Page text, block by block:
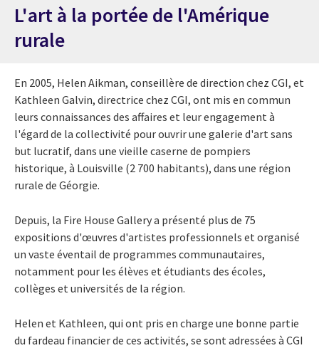
L'art à la portée de l'Amérique
rurale
En 2005, Helen Aikman, conseillère de direction chez CGI, et
Kathleen Galvin, directrice chez CGI, ont mis en commun
leurs connaissances des affaires et leur engagement à
l'égard de la collectivité pour ouvrir une galerie d'art sans
but lucratif, dans une vieille caserne de pompiers
historique, à Louisville (2 700 habitants), dans une région
rurale de Géorgie.
Depuis, la Fire House Gallery a présenté plus de 75
expositions d'œuvres d'artistes professionnels et organisé
un vaste éventail de programmes communautaires,
notamment pour les élèves et étudiants des écoles,
collèges et universités de la région.
Helen et Kathleen, qui ont pris en charge une bonne partie
du fardeau financier de ces activités, se sont adressées à CGI